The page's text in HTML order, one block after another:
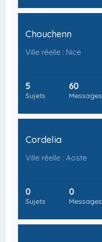
Chouchenn
Ville réelle : Nice
5
Sujets
60
Messages
Cordelia
Ville réelle : Aoste
0
Sujets
0
Messages